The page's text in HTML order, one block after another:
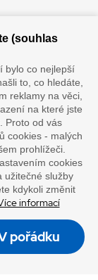
(souhlas
bylo co nejlepší
to, co hledáte,
reklamy na věci,
na které jste
Proto od vás
cookies - malých
prohlížeči.
cookies
užitečné služby
kdykoli změnit
informací
pořádku